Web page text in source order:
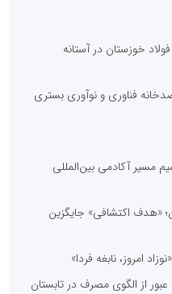
خوزستان در آستانه
فناوری و نوآوری بستری
مسیر آکادمی بین‌المللی
«هدف اکتشافی» جایگزین
امروز، نابغه فردا»
از الگوی مصرف در تابستان